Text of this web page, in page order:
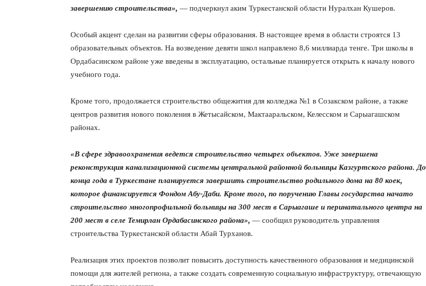
завершению строительства», — подчеркнул аким Туркестанской области Нуралхан Кушеров.
Особый акцент сделан на развитии сферы образования. В настоящее время в области строятся 13
образовательных объектов. На возведение девяти школ направлено 8,6 миллиарда тенге. Три школы в
Ордабасинском районе уже введены в эксплуатацию, остальные планируется открыть к началу нового
учебного года.
Кроме того, продолжается строительство общежития для колледжа №1 в Созакском районе, а также
центров развития нового поколения в Жетысайском, Мактааральском, Келесском и Сарыагашском
районах.
«В сфере здравоохранения ведется строительство четырех объектов. Уже завершена
реконструкция канализационной системы центральной районной больницы Казгуртского района. До
конца года в Туркестане планируется завершить строительство родильного дома на 80 коек,
которое финансируется Фондом Абу-Даби. Кроме того, по поручению Главы государства начато
строительство многопрофильной больницы на 300 мест в Сарыагаше и перинатального центра на
200 мест в селе Темирлан Ордабасинского района», — сообщил руководитель управления
строительства Туркестанской области Абай Турханов.
Реализация этих проектов позволит повысить доступность качественного образования и медицинской
помощи для жителей региона, а также создать современную социальную инфраструктуру, отвечающую